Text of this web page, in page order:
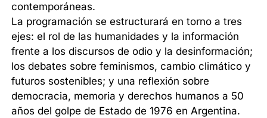
contemporáneas.
La programación se estructurará en torno a tres
ejes: el rol de las humanidades y la información
frente a los discursos de odio y la desinformación;
los debates sobre feminismos, cambio climático y
futuros sostenibles; y una reflexión sobre
democracia, memoria y derechos humanos a 50
años del golpe de Estado de 1976 en Argentina.